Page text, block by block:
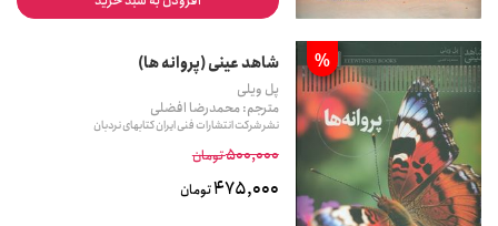
% شاهد عینی (پروانه ها)
پل ویلی
مترجم: محمدرضا افضلی
نشر شرکت انتشارات فنی ایران کتابهای نردبان
500,000تومان
475,000تومان